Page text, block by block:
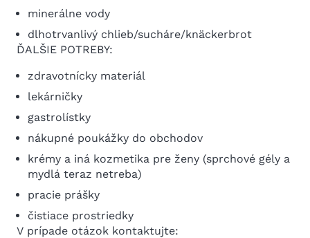
minerálne vody
dlhotrvanlivý chlieb/sucháre/knäckerbrot
ĎALŠIE POTREBY:
zdravotnícky materiál
lekárničky
gastrolístky
nákupné poukážky do obchodov
krémy a iná kozmetika pre ženy (sprchové gély a
mydlá teraz netreba)
pracie prášky
čistiace prostriedky
V prípade otázok kontaktujte: